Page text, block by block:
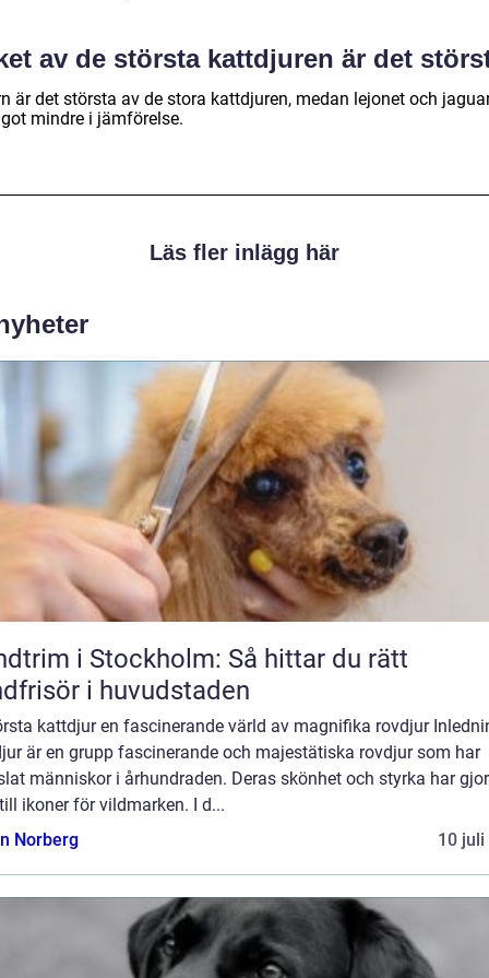
av de största kattdjuren är det
är det största av de stora kattdjuren, medan lejonet och
mindre i jämförelse.
Läs fler inlägg här
i Stockholm: Så hittar du rätt
i huvudstaden
kattdjur en fascinerande värld av magnifika rovdjur
är en grupp fascinerande och majestätiska rovdjur som har
människor i århundraden. Deras skönhet och styrka har
ikoner för vildmarken. I d...
Norberg
10 juli